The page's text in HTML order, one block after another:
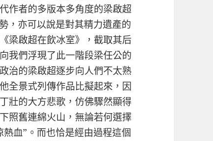
作者的多版本多角度的梁啟超
，亦可以說是對其精力遺產的
梁啟超在飲冰室》，截取其后
我們浮現了此一階段梁任公的
治的梁啟超逐步向人們不太熟
全景式列傳作品比擬起來，因
壯的大方悲歌，仿佛驟然顯得
照舊連綿火山，無論若何選擇
血”。而也恰是經由過程這個